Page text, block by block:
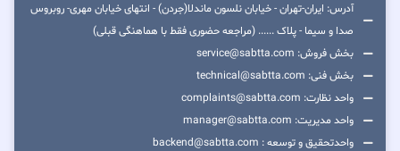
آدرس: ایران-تهران - خیابان نلسون ماندلا(جردن) - انتهای خیابان مهری- روبروس
صدا و سیما - پلاک ...... (مراجعه حضوری فقط با هماهنگی قبلی)
بخش فروش: service@sabtta.com
بخش فنی: technical@sabtta.com
واحد نظارت: complaints@sabtta.com
واحد مدیریت: manager@sabtta.com
واحدتحقیق و توسعه : backend@sabtta.com